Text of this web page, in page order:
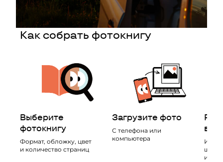
Как собрать фотокнигу
Выберите
фотокнигу
Формат, обложку, цвет
и количество страниц
Загрузите фото
С телефона или
компьютера
в
и